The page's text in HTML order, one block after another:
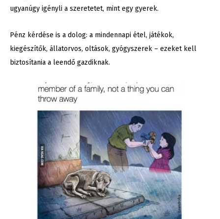
ugyanúgy igényli a szeretetet, mint egy gyerek.
Pénz kérdése is a dolog: a mindennapi étel, játékok,
kiegészítők, állatorvos, oltások, gyógyszerek – ezeket kell
biztosítania a leendő gazdiknak.